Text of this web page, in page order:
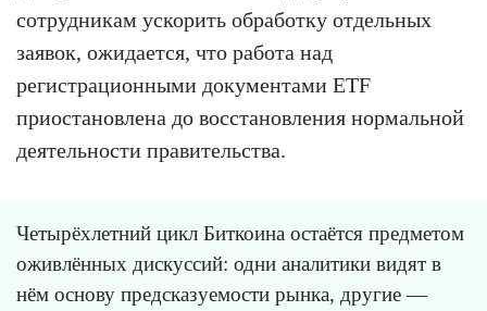
сотрудникам ускорить обработку отдельных
заявок, ожидается, что работа над
регистрационными документами ETF
приостановлена до восстановления нормальной
деятельности правительства.
Четырёхлетний цикл Биткоина остаётся предметом
оживлённых дискуссий: одни аналитики видят в
нём основу предсказуемости рынка, другие —